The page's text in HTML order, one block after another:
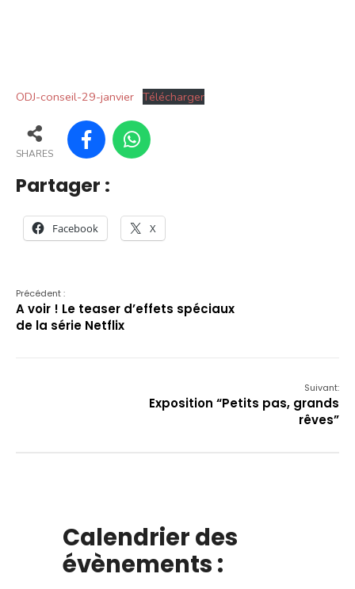
ODJ-conseil-29-janvier Télécharger
SHARES
Partager :
Facebook X
Précédent :
A voir ! Le teaser d’effets spéciaux
de la série Netflix
Suivant:
Exposition “Petits pas, grands
rêves”
Calendrier des
évènements :